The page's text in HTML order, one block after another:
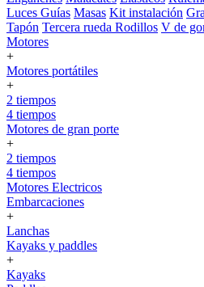
Luces Guías Masas Kit instalación
Tapón Tercera rueda Rodillos V de
Motores
+
Motores portátiles
+
2 tiempos
4 tiempos
Motores de gran porte
+
2 tiempos
4 tiempos
Motores Electricos
Embarcaciones
+
Lanchas
Kayaks y paddles
+
Kayaks